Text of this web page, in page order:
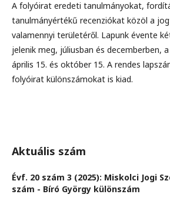
A folyóirat eredeti tanulmányokat,
tanulmányértékű recenziókat közöl a
valamennyi területéről. Lapunk évente
jelenik meg, júliusban és decemberben,
április 15. és október 15. A rendes
folyóirat különszámokat is kiad.
Aktuális szám
Évf. 20 szám 3 (2025): Miskolci Jogi
szám - Bíró György különszám